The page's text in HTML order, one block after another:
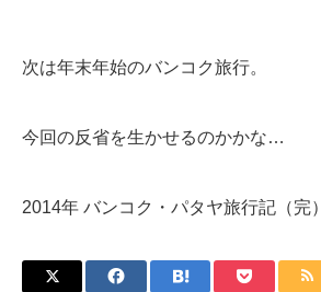
次は年末年始のバンコク旅行。
今回の反省を生かせるのかかな…
2014年 バンコク・パタヤ旅行記（完）